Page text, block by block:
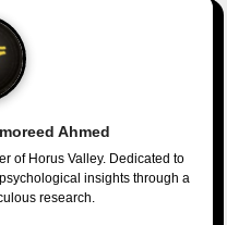
Ahmed
of Horus Valley. Dedicated to
insights through a
research.